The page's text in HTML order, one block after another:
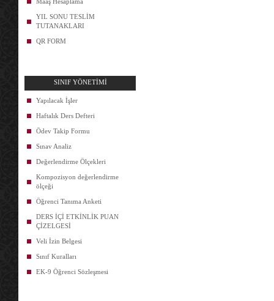
YIL SONU TESLİM
TUTANAKLARI
QR FORM
SINIF YÖNETİMİ
Yapılacak İşler
Haftalık Ders Defteri
Ödev Takip Formu
Sınav Analiz
Değerlendirme Ölçekleri
Kompozisyon değerlendirme
ölçeği
Öğrenci Tanıma Anketi
DERS İÇİ ETKİNLİK PUAN
ÇİZELGESİ
Veli İzin Belgesi
Sınıf Kuralları
EK-9 Öğrenci Sözleşmesi